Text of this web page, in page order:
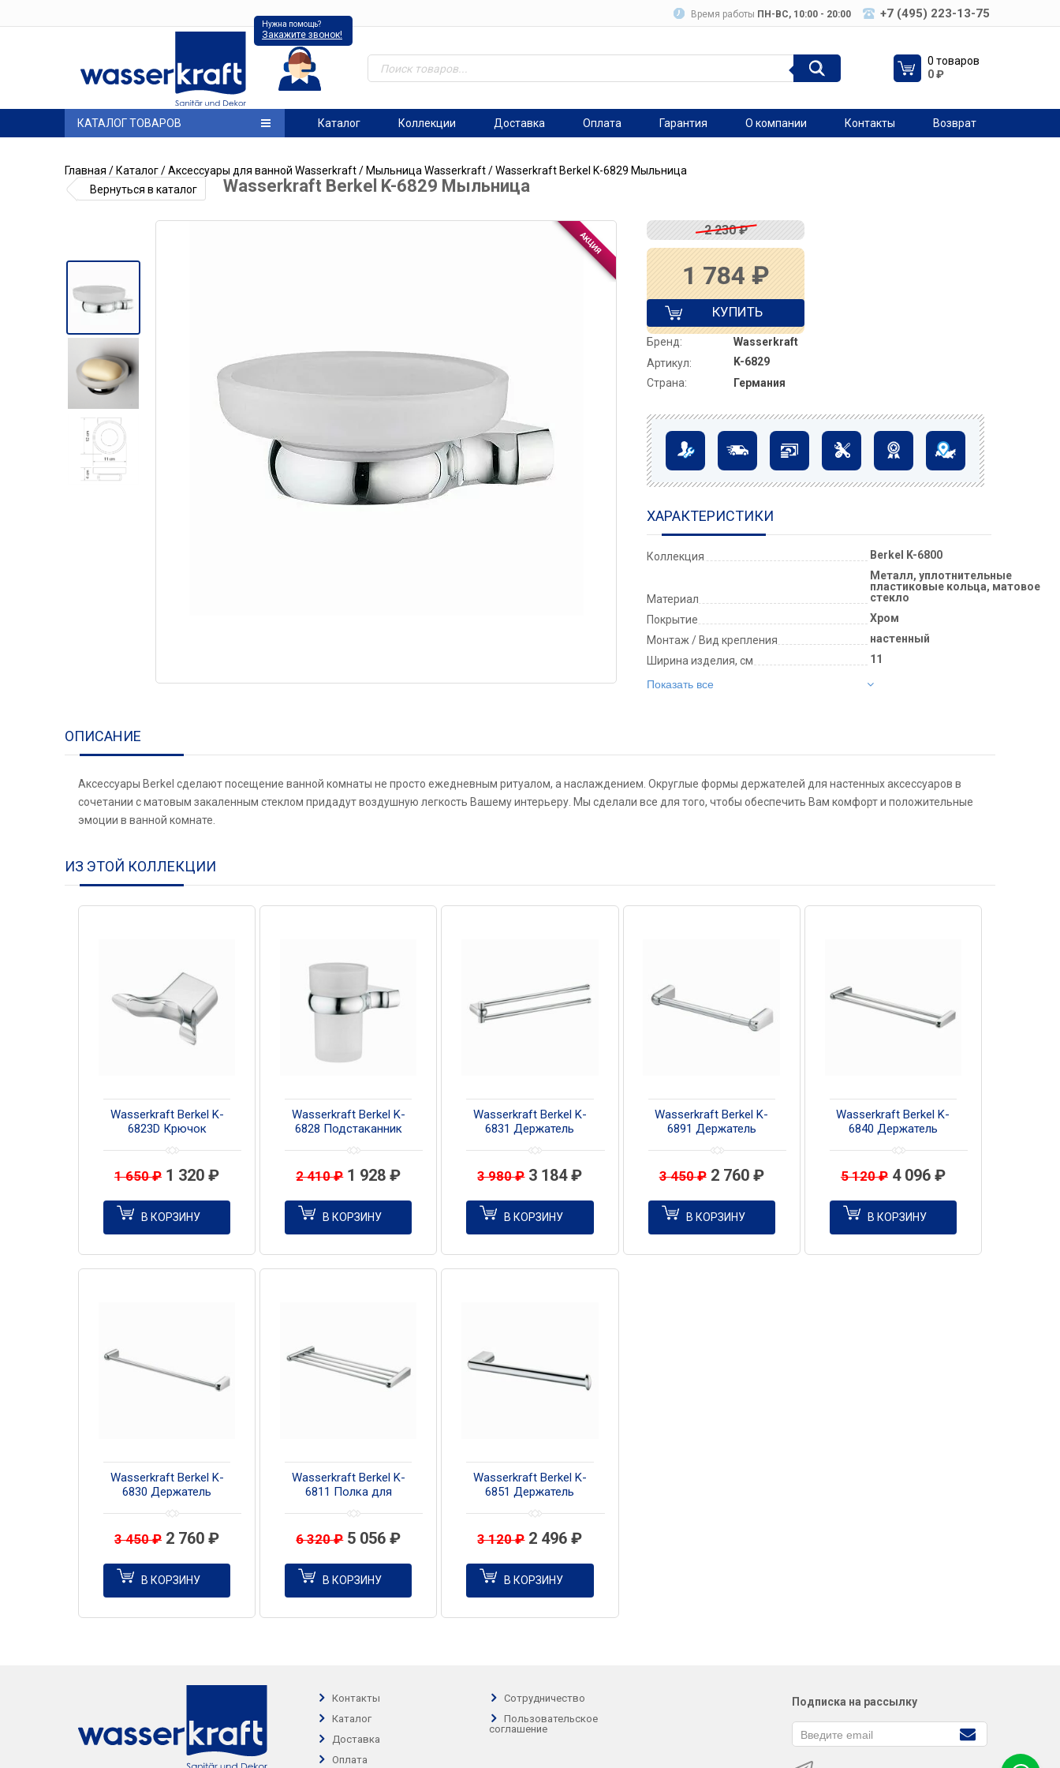
Время работы ПН-ВC, 10:00 - 20:00 +7 (495) 223-13-75
Нужна помощь?
Закажите звонок!
0 товаров
0₽
КАТАЛОГ ТОВАРОВ Каталог Коллекции Доставка Оплата Гарантия О компании Контакты Возврат
Главная / Каталог/Аксессуары для ванной Wasserkraft/ Мыльница Wasserkraft/ Wasserkraft Berkel K-6829 Мыльница
Вернуться в каталог
Wasserkraft Berkel K-6829 Мыльница
2 230₽
1 784 ₽
КУПИТЬ
Бренд:
Wasserkraft
Артикул:
K-6829
Страна:
Германия
ХАРАКТЕРИСТИКИ
Коллекция Berkel K-6800
Материал
Металл, уплотнительные
пластиковые кольца, матовое
стекло
Покрытие
Хром
Монтаж / Вид крепления
настенный
Ширина изделия, см
11
Показать все
ОПИСАНИЕ
Аксессуары Berkel сделают посещение ванной комнаты не просто ежедневным ритуалом, а наслаждением. Округлые формы держателей для настенных аксессуаров в
сочетании с матовым закаленным стеклом придадут воздушную легкость Вашему интерьеру. Мы сделали все для того, чтобы обеспечить Вам комфорт и положительные
эмоции в ванной комнате.
ИЗ ЭТОЙ КОЛЛЕКЦИИ
Wasserkraft Berkel K-
6823D Крючок
1 650₽ 1 320₽
В КОРЗИНУ
Wasserkraft Berkel K-
6828 Подстаканник
2 410₽ 1 928₽
В КОРЗИНУ
Wasserkraft Berkel K-
6831 Держатель
3 980₽ 3 184₽
В КОРЗИНУ
Wasserkraft Berkel K-
6891 Держатель
3 450₽ 2 760 ₽
В КОРЗИНУ
Wasserkraft Berkel K-
6840 Держатель
5 120₽ 4 096 ₽
В КОРЗИНУ
Wasserkraft Berkel K-
6830 Держатель
3 450₽ 2 760₽
В КОРЗИНУ
Wasserkraft Berkel K-
6811 Полка для
6 320₽ 5 056₽
В КОРЗИНУ
Wasserkraft Berkel K-
6851 Держатель
3 120₽ 2 496₽
В КОРЗИНУ
Контакты
Каталог
Доставка
Оплата
Сотрудничество
Пользовательское
соглашение
Подписка на рассылку